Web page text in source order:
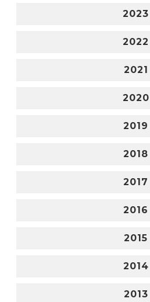
2023
2022
2021
2020
2019
2018
2017
2016
2015
2014
2013